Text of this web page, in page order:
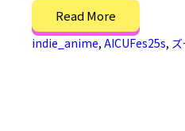
Read More
indie_anime, AICUFes25s,